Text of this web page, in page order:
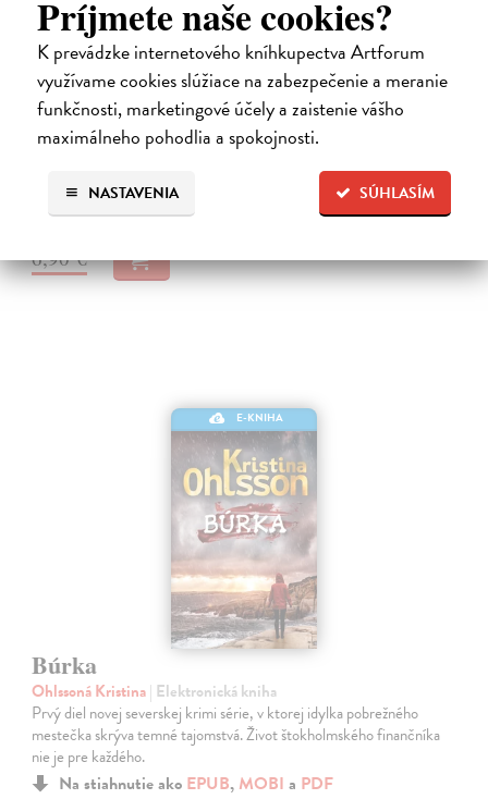
Príjmete naše cookies?
K prevádzke internetového kníhkupectva Artforum
využívame cookies slúžiace na zabezpečenie a meranie
funkčnosti, marketingové účely a zaistenie vášho
maximálneho pohodlia a spokojnosti.
SÚHLASÍM
NASTAVENIA
Evino oko
Fossum Karin| Elektronická kniha
Detektívny príbeh Evino oko je slovenskou premiérou autorky s
povesťou kráľovnej nórskej detektívky. Dnes už jedenásťdielna séria o
Na stiahnutie akoEPUB PDF
6,90 €
E-KNIHA
Búrka
Ohlssoná Kristina| Elektronická kniha
Prvý diel novej severskej krimi série, v ktorej idylka pobrežného
mestečka skrýva temné tajomstvá. Život štokholmského finančníka
nie je pre každého.
Na stiahnutie ako EPUB, MOBI a PDF